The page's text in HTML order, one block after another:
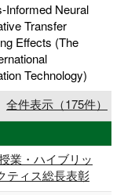
Informed Neural
Transfer
Effects (The
Technology)
全件表示（175件）
業・ハイブリッ
ティス総長表彰